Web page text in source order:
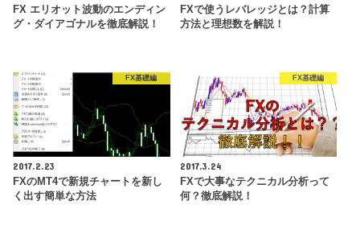
FX エリオット波動のエンディン
グ・ダイアゴナルを徹底解説！
FXで使うレバレッジとは？計算
方法と理想数を解説！
FX基礎編
2017.2.23
FXのMT4で新規チャートを新し
く出す簡単な方法
FX基礎編
2017.3.24
FXで大事なテクニカル分析って
何？徹底解説！